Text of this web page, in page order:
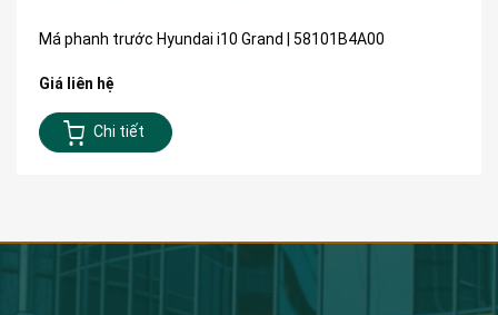
Má phanh trước Hyundai i10 Grand | 58101B4A00
Giá liên hệ
Chi tiết